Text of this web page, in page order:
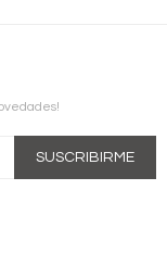
SUSCRIBIRME